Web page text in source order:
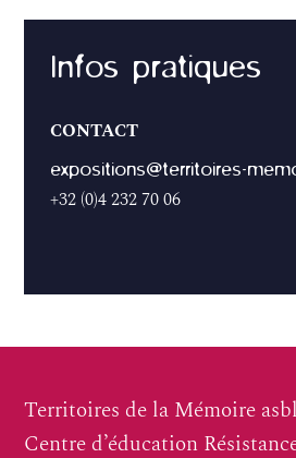
Infos pratiques
CONTACT
expositions@territoires-
+32 (0)4 232 70 06
Territoires de la Mémoire asbl
Centre d’éducation